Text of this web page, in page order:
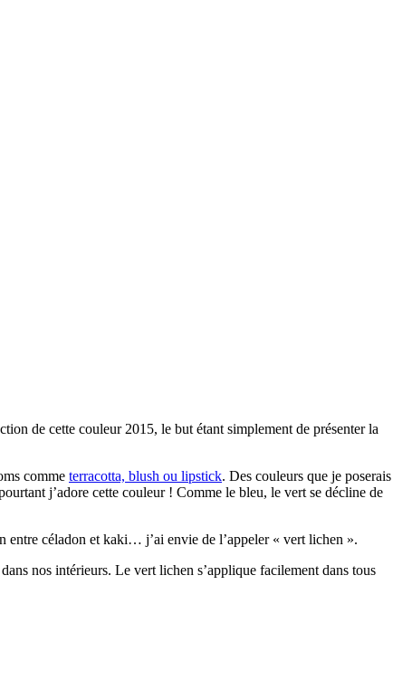
de cette couleur 2015, le but étant simplement de présenter la
comme terracotta, blush ou lipstick. Des couleurs que je poserais
j’adore cette couleur ! Comme le bleu, le vert se décline de
entre céladon et kaki… j’ai envie de l’appeler « vert lichen ».
nos intérieurs. Le vert lichen s’applique facilement dans tous